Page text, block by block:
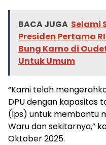
BACA JUGA Selami
Presiden Pertama
Bung Karno di
Untuk Umum
“Kami telah
DPU dengan kapasitas
(lps) untuk membantu
Waru dan sekitarnya,”
Oktober 2025.